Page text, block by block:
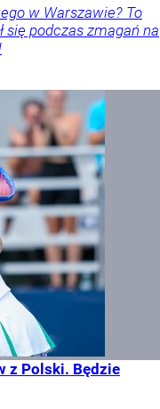
w Warszawie? To
się podczas zmagań na
z Polski. Będzie